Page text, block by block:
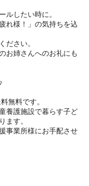
ルしたい時に。
れ様！」の気持ちを込
ださい。
お姉さんへのお礼にも
無料です。
養護施設で暮らす子ど
ます。
事業所様にお手配させ